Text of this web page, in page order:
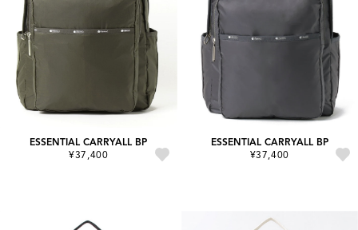
ESSENTIAL CARRYALL BP
¥37,400
ESSENTIAL CARRYALL BP
¥37,400